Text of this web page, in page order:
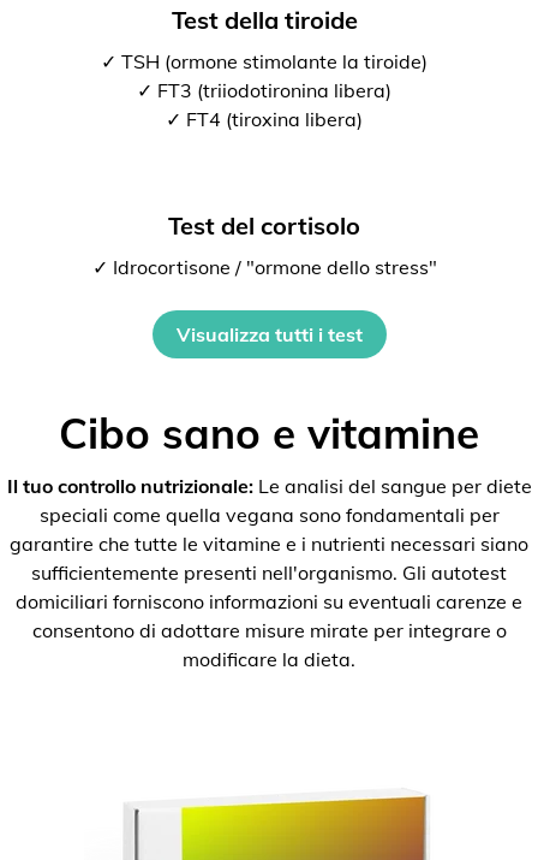
Test della tiroide
✓ TSH (ormone stimolante la tiroide)
✓ FT3 (triiodotironina libera)
✓ FT4 (tiroxina libera)
Test del cortisolo
✓ Idrocortisone / "ormone dello stress"
Visualizza tutti i test
Cibo sano e vitamine
Il tuo controllo nutrizionale:Le analisi del sangue per diete
speciali come quella vegana sono fondamentali per
garantire che tutte le vitamine e i nutrienti necessari siano
sufficientemente presenti nell'organismo. Gli autotest
domiciliari forniscono informazioni su eventuali carenze e
consentono di adottare misure mirate per integrare o
modificare la dieta.